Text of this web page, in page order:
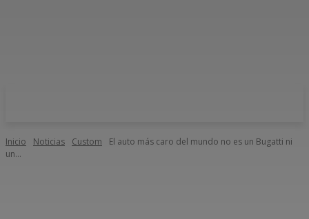
Inicio Noticias Custom
El auto más caro del mundo no es un Bugatti ni
un...